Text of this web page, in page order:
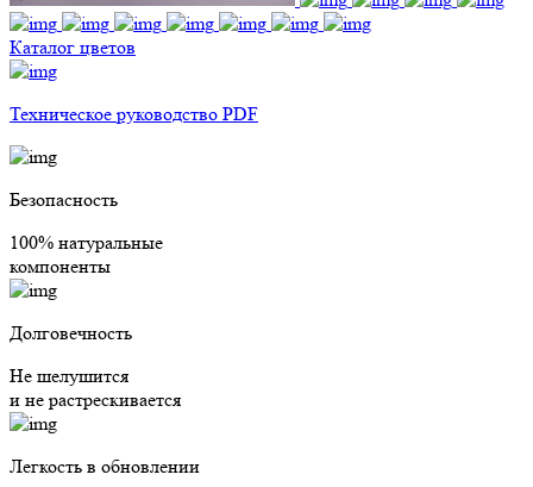
Каталог цветов
Техническое руководство PDF
Безопасность
100% натуральные
компоненты
Долговечность
Не шелушится
и не растрескивается
Легкость в обновлении